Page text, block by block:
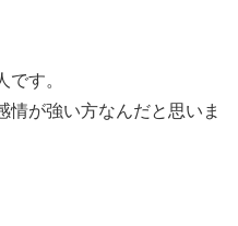
す。
が強い方なんだと思いま